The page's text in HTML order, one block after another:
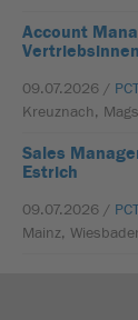
Account
09.07.2026 /
Kreuznach,
Sales
Estrich
09.07.2026 /
Mainz,